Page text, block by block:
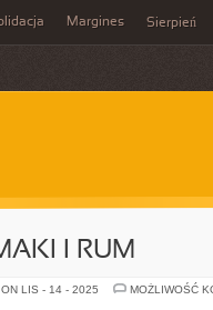
Margines Sierpień
I RUM
LIS - 14 - 2025
MOŻLIWOŚĆ